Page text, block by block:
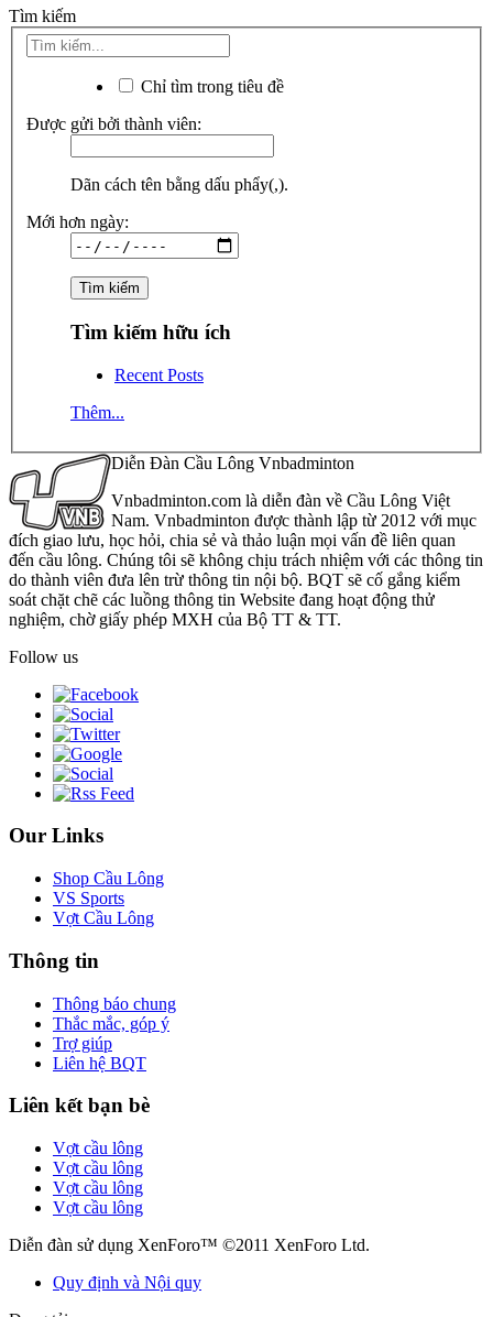
Tìm kiếm
Chỉ tìm trong tiêu đề
Được gửi bởi thành viên:
Dãn cách tên bằng dấu phẩy(,).
Mới hơn ngày:
Tìm kiếm hữu ích
Recent Posts
Thêm...
Diễn Đàn Cầu Lông Vnbadminton
Vnbadminton.com là diễn đàn về Cầu Lông Việt
Nam. Vnbadminton được thành lập từ 2012 với mục
đích giao lưu, học hỏi, chia sẻ và thảo luận mọi vấn đề liên quan
đến cầu lông. Chúng tôi sẽ không chịu trách nhiệm với các thông tin
do thành viên đưa lên trừ thông tin nội bộ. BQT sẽ cố gắng kiểm
soát chặt chẽ các luồng thông tin Website đang hoạt động thử
nghiệm, chờ giấy phép MXH của Bộ TT & TT.
Follow us
Our Links
Shop Cầu Lông
VS Sports
Vợt Cầu Lông
Thông tin
Thông báo chung
Thắc mắc, góp ý
Trợ giúp
Liên hệ BQT
Liên kết bạn bè
Vợt cầu lông
Vợt cầu lông
Vợt cầu lông
Vợt cầu lông
Diễn đàn sử dụng XenForo™ ©2011 XenForo Ltd.
Quy định và Nội quy